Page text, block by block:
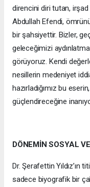
direncini diri tutan,
Abdullah Efendi,
bir şahsiyettir. Bizler,
geleceğimizi
görüyoruz. Kendi
nesillerin medeniyet
hazırladığımız bu
güçlendireceğine
DÖNEMİN SOSYAL
Dr. Şerafettin Yıldız’ın
sadece biyografik bir